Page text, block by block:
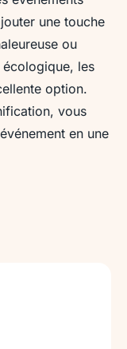
une touche
ou
les
option.
vous
en une